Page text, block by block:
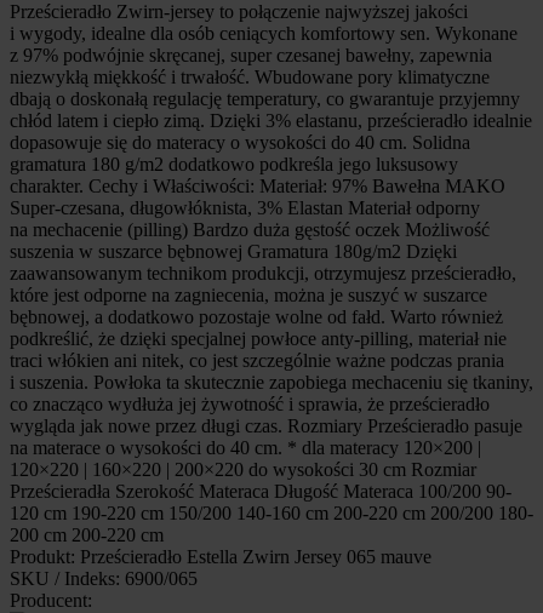
Prześcieradło Zwirn-jersey to połączenie najwyższej jakości
i wygody, idealne dla osób ceniących komfortowy sen. Wykonane
z 97% podwójnie skręcanej, super czesanej bawełny, zapewnia
niezwykłą miękkość i trwałość. Wbudowane pory klimatyczne
dbają o doskonałą regulację temperatury, co gwarantuje przyjemny
chłód latem i ciepło zimą. Dzięki 3% elastanu, prześcieradło idealnie
dopasowuje się do materacy o wysokości do 40 cm. Solidna
gramatura 180 g/m2 dodatkowo podkreśla jego luksusowy
charakter. Cechy i Właściwości: Materiał: 97% Bawełna MAKO
Super-czesana, długowłóknista, 3% Elastan Materiał odporny
na mechacenie (pilling) Bardzo duża gęstość oczek Możliwość
suszenia w suszarce bębnowej Gramatura 180g/m2 Dzięki
zaawansowanym technikom produkcji, otrzymujesz prześcieradło,
które jest odporne na zagniecenia, można je suszyć w suszarce
bębnowej, a dodatkowo pozostaje wolne od fałd. Warto również
podkreślić, że dzięki specjalnej powłoce anty-pilling, materiał nie
traci włókien ani nitek, co jest szczególnie ważne podczas prania
i suszenia. Powłoka ta skutecznie zapobiega mechaceniu się tkaniny,
co znacząco wydłuża jej żywotność i sprawia, że prześcieradło
wygląda jak nowe przez długi czas. Rozmiary Prześcieradło pasuje
na materace o wysokości do 40 cm. * dla materacy 120×200 |
120×220 | 160×220 | 200×220 do wysokości 30 cm Rozmiar
Prześcieradła Szerokość Materaca Długość Materaca 100/200 90-
120 cm 190-220 cm 150/200 140-160 cm 200-220 cm 200/200 180-
200 cm 200-220 cm
Produkt: Prześcieradło Estella Zwirn Jersey 065 mauve
SKU / Indeks: 6900/065
Producent: